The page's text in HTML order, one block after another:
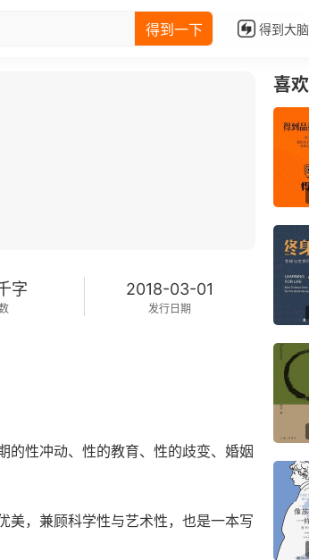
得到一下 得到大脑
字 2018-03-01
发行日期
的性冲动、性的教育、性的歧变、婚姻
美，兼顾科学性与艺术性，也是一本写
喜